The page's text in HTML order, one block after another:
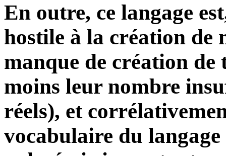
En outre, ce langage
hostile à la création de
manque de création
moins leur nombre
réels), et
vocabulaire du